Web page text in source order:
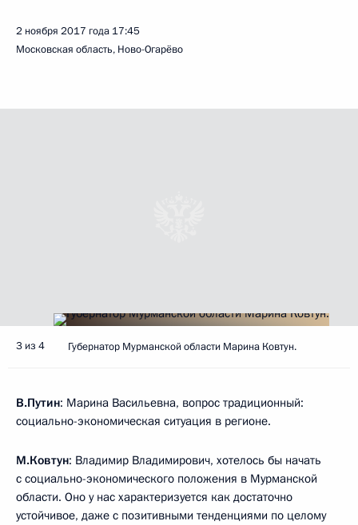
2 ноября 2017 года 17:45
Московская область, Ново-Огарёво
3 из 4 Губернатор Мурманской области Марина Ковтун.
В.Путин: Марина Васильевна, вопрос традиционный:
социально-экономическая ситуация в регионе.
М.Ковтун: Владимир Владимирович, хотелось бы начать
с социально-экономического положения в Мурманской
области. Оно у нас характеризуется как достаточно
устойчивое, даже с позитивными тенденциями по целому